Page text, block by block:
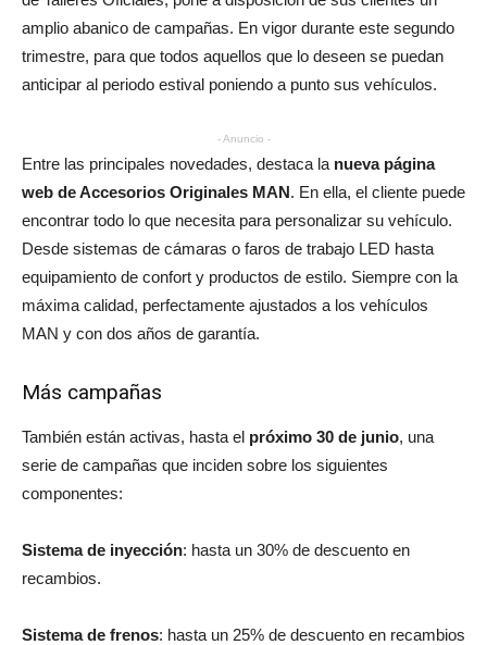
amplio abanico de campañas. En vigor durante este segundo
trimestre, para que todos aquellos que lo deseen se puedan
anticipar al periodo estival poniendo a punto sus vehículos.
- Anuncio -
Entre las principales novedades, destaca la nueva página
web de Accesorios Originales MAN. En ella, el cliente puede
encontrar todo lo que necesita para personalizar su vehículo.
Desde sistemas de cámaras o faros de trabajo LED hasta
equipamiento de confort y productos de estilo. Siempre con la
máxima calidad, perfectamente ajustados a los vehículos
MAN y con dos años de garantía.
Más campañas
También están activas, hasta el próximo 30 de junio, una
serie de campañas que inciden sobre los siguientes
componentes:
Sistema de inyección: hasta un 30% de descuento en
recambios.
Sistema de frenos: hasta un 25% de descuento en recambios